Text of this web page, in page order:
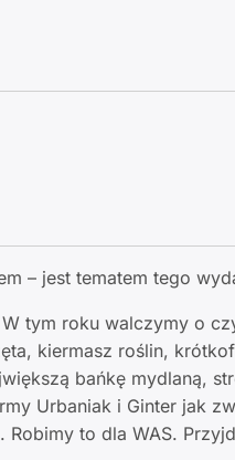
– jest tematem tego
tym roku walczymy o
kiermasz roślin,
bańkę mydlaną,
Urbaniak i Ginter jak
Robimy to dla WAS.